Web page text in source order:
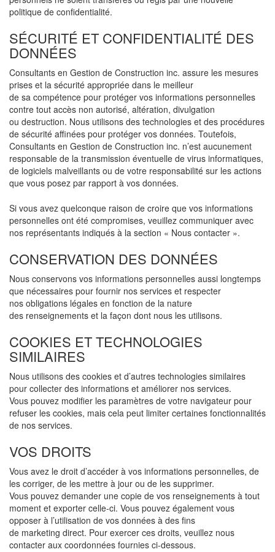
politique de confidentialité.
SÉCURITÉ ET CONFIDENTIALITÉ DES
DONNÉES
Consultants en Gestion de Construction inc. assure les mesures
prises et la sécurité appropriée dans le meilleur
de sa compétence pour protéger vos informations personnelles
contre tout accès non autorisé, altération, divulgation
ou destruction. Nous utilisons des technologies et des procédures
de sécurité affinées pour protéger vos données. Toutefois,
Consultants en Gestion de Construction inc. n’est aucunement
responsable de la transmission éventuelle de virus informatiques,
de logiciels malveillants ou de votre responsabilité sur les actions
que vous posez par rapport à vos données.
Si vous avez quelconque raison de croire que vos informations
personnelles ont été compromises, veuillez communiquer avec
nos représentants indiqués à la section « Nous contacter ».
CONSERVATION DES DONNÉES
Nous conservons vos informations personnelles aussi longtemps
que nécessaires pour fournir nos services et respecter
nos obligations légales en fonction de la nature
des renseignements et la façon dont nous les utilisons.
COOKIES ET TECHNOLOGIES
SIMILAIRES
Nous utilisons des cookies et d’autres technologies similaires
pour collecter des informations et améliorer nos services.
Vous pouvez modifier les paramètres de votre navigateur pour
refuser les cookies, mais cela peut limiter certaines fonctionnalités
de nos services.
VOS DROITS
Vous avez le droit d’accéder à vos informations personnelles, de
les corriger, de les mettre à jour ou de les supprimer.
Vous pouvez demander une copie de vos renseignements à tout
moment et exporter celle-ci. Vous pouvez également vous
opposer à l’utilisation de vos données à des fins
de marketing direct. Pour exercer ces droits, veuillez nous
contacter aux coordonnées fournies ci-dessous.